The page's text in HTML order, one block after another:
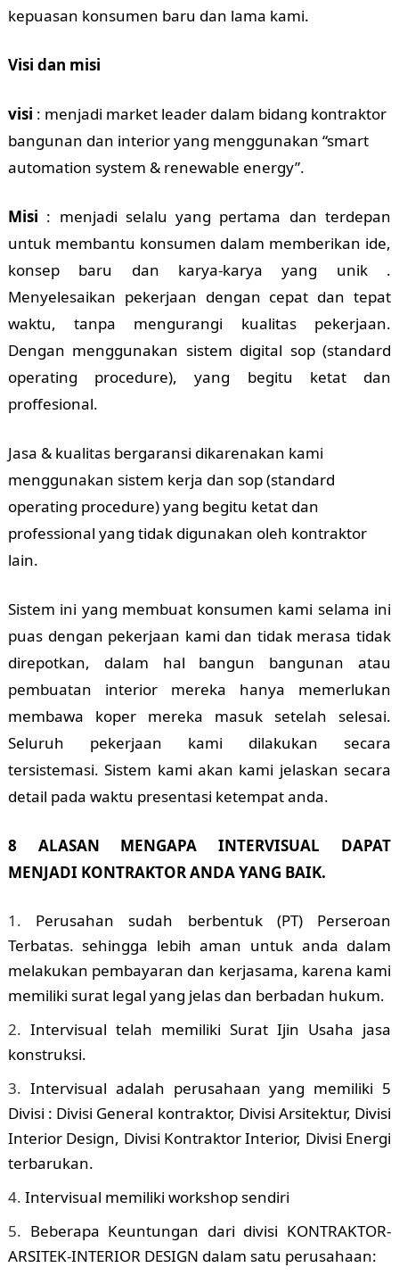
kepuasan konsumen baru dan lama kami.
Visi dan misi
visi : menjadi market leader dalam bidang kontraktor
bangunan dan interior yang menggunakan “smart
automation system & renewable energy”.
Misi : menjadi selalu yang pertama dan terdepan
untuk membantu konsumen dalam memberikan ide,
konsep baru dan karya-karya yang unik .
Menyelesaikan pekerjaan dengan cepat dan tepat
waktu, tanpa mengurangi kualitas pekerjaan.
Dengan menggunakan sistem digital sop (standard
operating procedure), yang begitu ketat dan
proffesional.
Jasa & kualitas bergaransi dikarenakan kami
menggunakan sistem kerja dan sop (standard
operating procedure) yang begitu ketat dan
professional yang tidak digunakan oleh kontraktor
lain.
Sistem ini yang membuat konsumen kami selama ini
puas dengan pekerjaan kami dan tidak merasa tidak
direpotkan, dalam hal bangun bangunan atau
pembuatan interior mereka hanya memerlukan
membawa koper mereka masuk setelah selesai.
Seluruh pekerjaan kami dilakukan secara
tersistemasi. Sistem kami akan kami jelaskan secara
detail pada waktu presentasi ketempat anda.
8 ALASAN MENGAPA INTERVISUAL DAPAT
MENJADI KONTRAKTOR ANDA YANG BAIK.
Perusahan sudah berbentuk (PT) Perseroan
Terbatas. sehingga lebih aman untuk anda dalam
melakukan pembayaran dan kerjasama, karena kami
memiliki surat legal yang jelas dan berbadan hukum.
Intervisual telah memiliki Surat Ijin Usaha jasa
konstruksi.
Intervisual adalah perusahaan yang memiliki 5
Divisi : Divisi General kontraktor, Divisi Arsitektur, Divisi
Interior Design, Divisi Kontraktor Interior, Divisi Energi
terbarukan.
Intervisual memiliki workshop sendiri
Beberapa Keuntungan dari divisi KONTRAKTOR-
ARSITEK-INTERIOR DESIGN dalam satu perusahaan: